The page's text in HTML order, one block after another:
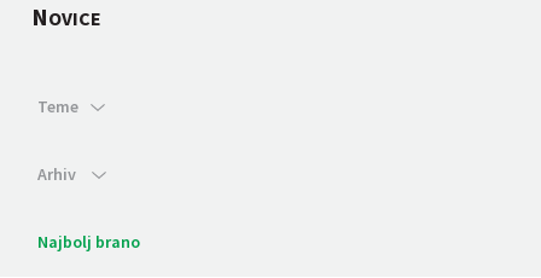
NOVICE
Teme
Arhiv
Najbolj brano